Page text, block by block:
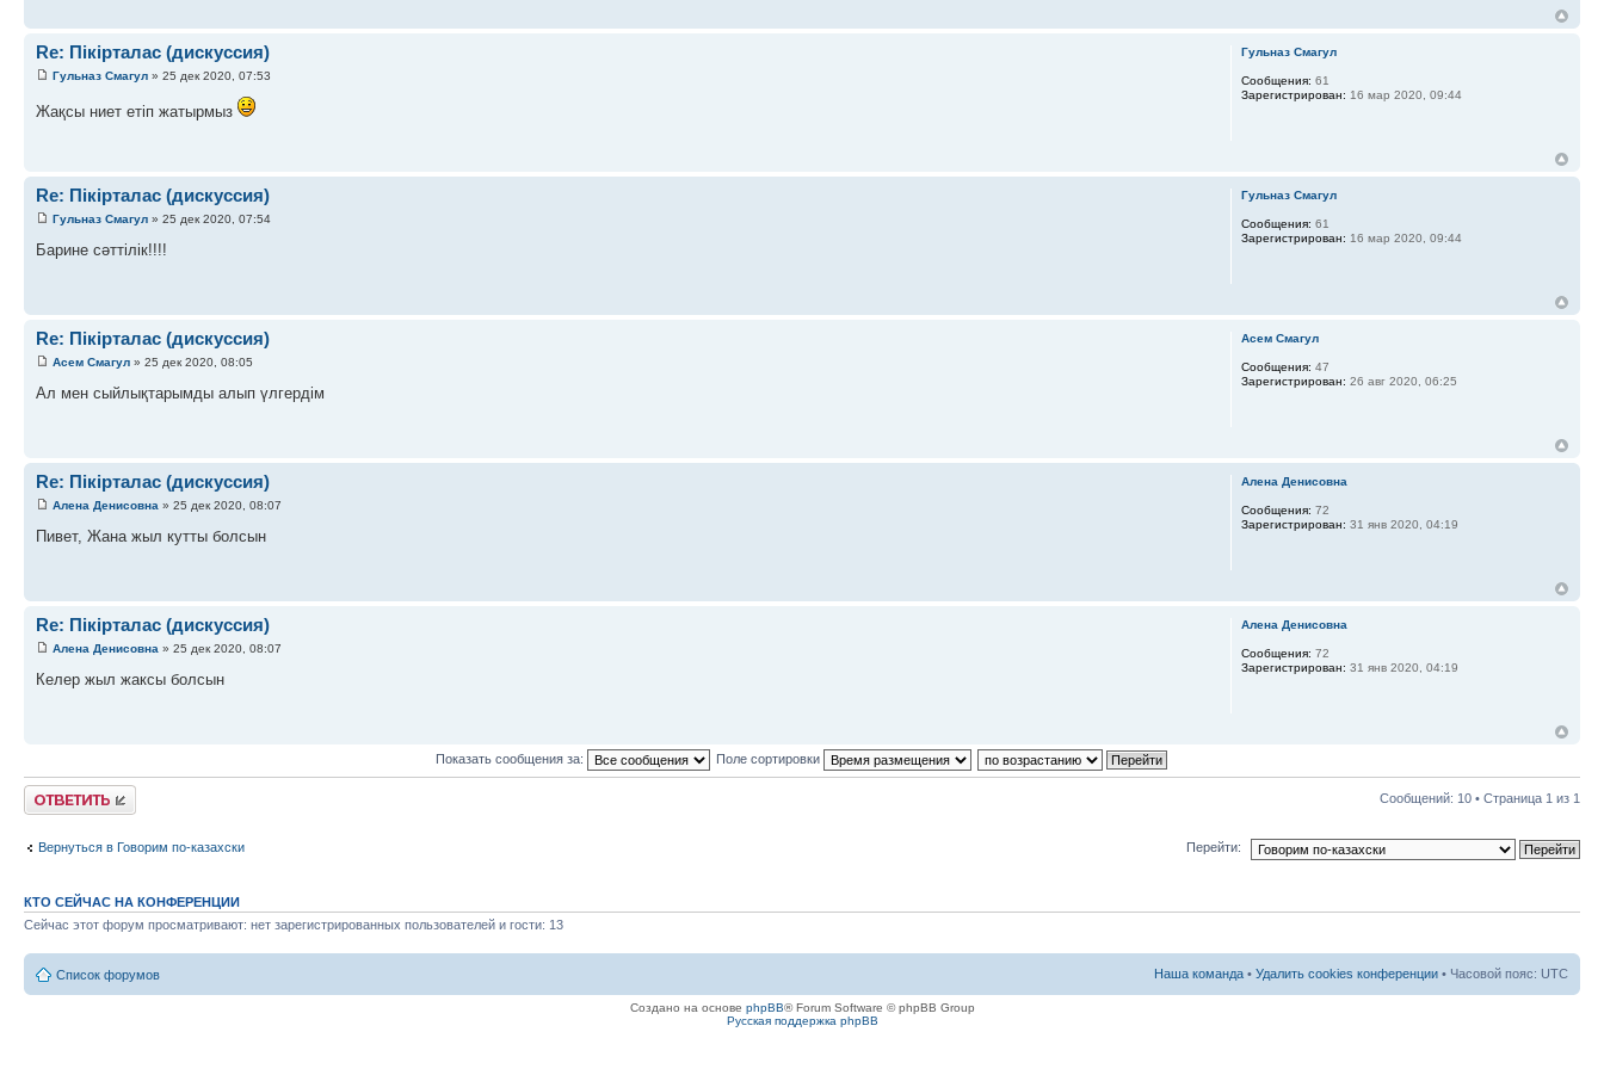
Re: Пікірталас (дискуссия)
Гульназ Смагул » 25 дек 2020, 07:53
Жақсы ниет етіп жатырмыз
Гульназ Смагул
Сообщения: 61
Зарегистрирован: 16 мар 2020, 09:44
Re: Пікірталас (дискуссия)
Гульназ Смагул » 25 дек 2020, 07:54
Барине сәттілік!!!!
Гульназ Смагул
Сообщения: 61
Зарегистрирован: 16 мар 2020, 09:44
Re: Пікірталас (дискуссия)
Асем Смагул » 25 дек 2020, 08:05
Ал мен сыйлықтарымды алып үлгердім
Асем Смагул
Сообщения: 47
Зарегистрирован: 26 авг 2020, 06:25
Re: Пікірталас (дискуссия)
Алена Денисовна » 25 дек 2020, 08:07
Пивет, Жана жыл кутты болсын
Алена Денисовна
Сообщения: 72
Зарегистрирован: 31 янв 2020, 04:19
Re: Пікірталас (дискуссия)
Алена Денисовна » 25 дек 2020, 08:07
Келер жыл жаксы болсын
Алена Денисовна
Сообщения: 72
Зарегистрирован: 31 янв 2020, 04:19
Показать сообщения за: Поле сортировки
Ответить Сообщений: 10 • Страница 1 из 1
Вернуться в Говорим по-казахски Перейти:
КТО СЕЙЧАС НА КОНФЕРЕНЦИИ
Сейчас этот форум просматривают: нет зарегистрированных пользователей и гости: 13
Список форумов Наша команда • Удалить cookies конференции • Часовой пояс: UTC
Создано на основе phpBB® Forum Software © phpBB Group
Русская поддержка phpBB